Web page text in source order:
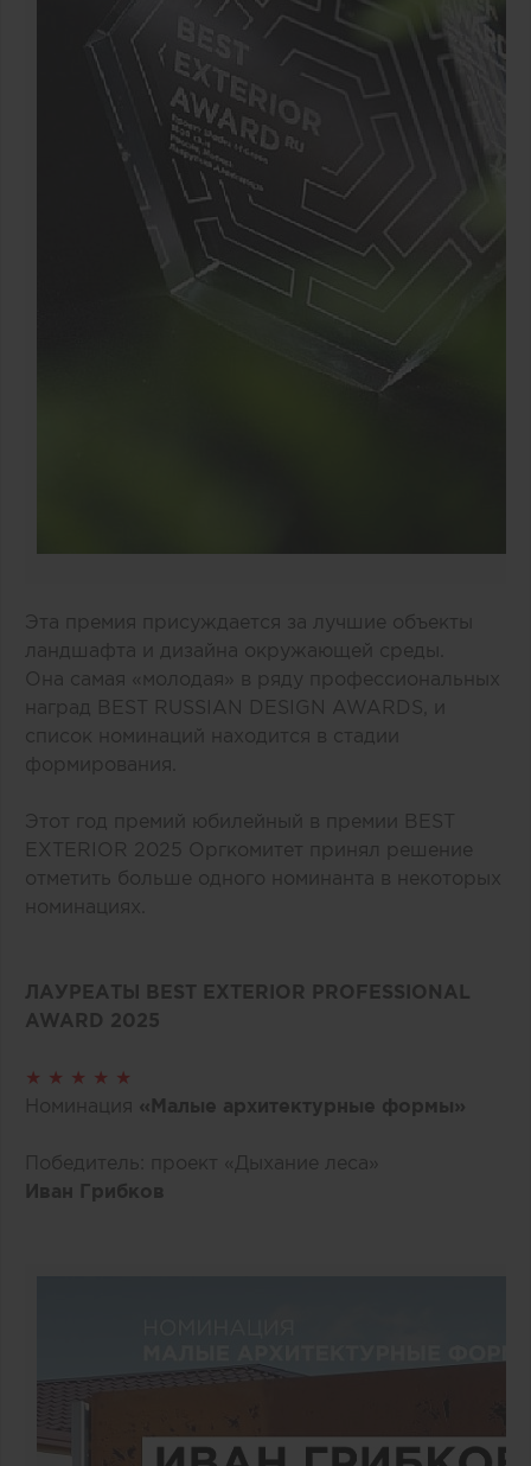
Эта премия присуждается за лучшие объекты
ландшафта и дизайна окружающей среды.
Она самая «молодая» в ряду профессиональных
наград BEST RUSSIAN DESIGN AWARDS, и
список номинаций находится в стадии
формирования.
Этот год премий юбилейный в премии BEST
EXTERIOR 2025 Оргкомитет принял решение
отметить больше одного номинанта в некоторых
номинациях.
ЛАУРЕАТЫ BEST EXTERIOR PROFESSIONAL
AWARD 2025
★ ★ ★ ★ ★
Номинация «Малые архитектурные формы»
Победитель: проект «Дыхание леса»
Иван Грибков